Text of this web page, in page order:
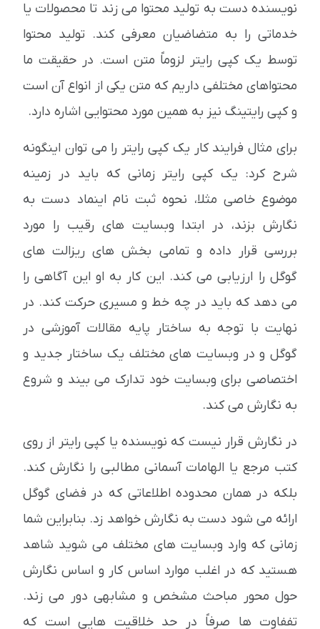
نویسنده دست به تولید محتوا می زند تا محصولات یا
خدماتی را به متضاضیان معرفی کند. تولید محتوا
توسط یک کپی رایتر لزوماً متن است. در حقیقت ما
محتواهای مختلفی داریم که متن یکی از انواع آن است
و کپی رایتینگ نیز به همین مورد محتوایی اشاره دارد.
برای مثال فرایند کار یک کپی رایتر را می توان اینگونه
شرح کرد: یک کپی رایتر زمانی که باید در زمینه
موضوع خاصی مثلا، نحوه ثبت نام اینماد دست به
نگارش بزند، در ابتدا وبسایت های رقیب را مورد
بررسی قرار داده و تمامی بخش های ریزالت های
گوگل را ارزیابی می کند. این کار به او این آگاهی را
می دهد که باید در چه خط و مسیری حرکت کند. در
نهایت با توجه به ساختار پایه مقالات آموزشی در
گوگل و در وبسایت های مختلف یک ساختار جدید و
اختصاصی برای وبسایت خود تدارک می بیند و شروع
به نگارش می کند.
در نگارش قرار نیست که نویسنده یا کپی رایتر از روی
کتب مرجع یا الهامات آسمانی مطالبی را نگارش کند.
بلکه در همان محدوده اطلاعاتی که در فضای گوگل
ارائه می شود دست به نگارش خواهد زد. بنابراین شما
زمانی که وارد وبسایت های مختلف می شوید شاهد
هستید که در اغلب موارد اساس کار و اساس نگارش
حول محور مباحث مشخص و مشابهی دور می زند.
تففاوت ها صرفاً در حد خلاقیت هایی است که